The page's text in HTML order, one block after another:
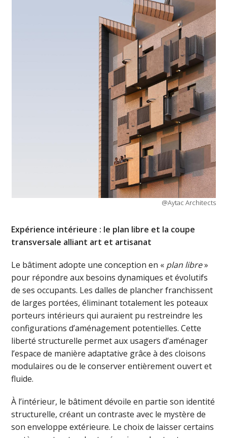
@Aytac Architects
Expérience intérieure : le plan libre et la coupe
transversale alliant art et artisanat
Le bâtiment adopte une conception en « plan libre»
pour répondre aux besoins dynamiques et évolutifs
de ses occupants. Les dalles de plancher franchissent
de larges portées, éliminant totalement les poteaux
porteurs intérieurs qui auraient pu restreindre les
configurations d’aménagement potentielles. Cette
liberté structurelle permet aux usagers d’aménager
l’espace de manière adaptative grâce à des cloisons
modulaires ou de le conserver entièrement ouvert et
fluide.
À l’intérieur, le bâtiment dévoile en partie son identité
structurelle, créant un contraste avec le mystère de
son enveloppe extérieure. Le choix de laisser certains